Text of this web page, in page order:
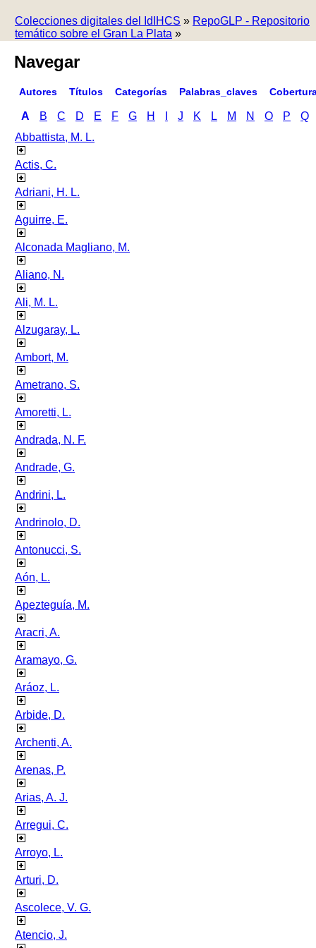
Colecciones digitales del IdIHCS » RepoGLP - Repositorio
temático sobre el Gran La Plata »
Navegar
Autores Títulos Categorías Palabras_claves
A B C D E F G H J K L M N O P
Q
Abbattista, M. L.
Actis, C.
Adriani, H. L.
Aguirre, E.
Alconada Magliano, M.
Aliano, N.
Ali, M. L.
Alzugaray, L.
Ambort, M.
Ametrano, S.
Amoretti, L.
Andrada, N. F.
Andrade, G.
Andrini, L.
Andrinolo, D.
Antonucci, S.
Aón, L.
Apezteguía, M.
Aracri, A.
Aramayo, G.
Aráoz, L.
Arbide, D.
Archenti, A.
Arenas, P.
Arias, A. J.
Arregui, C.
Arroyo, L.
Arturi, D.
Ascolece, V. G.
Atencio, J.